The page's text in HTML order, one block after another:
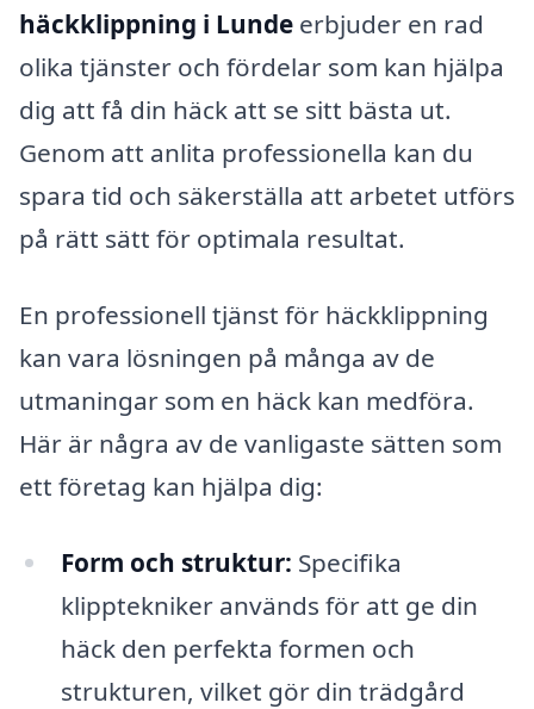
häckklippning i Lunde erbjuder en rad
olika tjänster och fördelar som kan hjälpa
dig att få din häck att se sitt bästa ut.
Genom att anlita professionella kan du
spara tid och säkerställa att arbetet utförs
på rätt sätt för optimala resultat.
En professionell tjänst för häckklippning
kan vara lösningen på många av de
utmaningar som en häck kan medföra.
Här är några av de vanligaste sätten som
ett företag kan hjälpa dig:
Form och struktur: Specifika
klipptekniker används för att ge din
häck den perfekta formen och
strukturen, vilket gör din trädgård